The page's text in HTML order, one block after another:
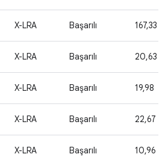
X-LRA Başarılı 167,33
X-LRA Başarılı 20,63
X-LRA Başarılı 19,98
X-LRA Başarılı 22,67
X-LRA Başarılı 10,96